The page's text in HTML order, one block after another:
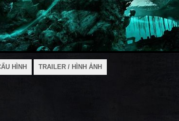
HÌNH TRAILER / HÌNH ẢNH